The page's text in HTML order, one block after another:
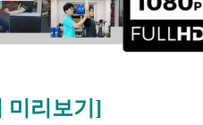
미리보기]